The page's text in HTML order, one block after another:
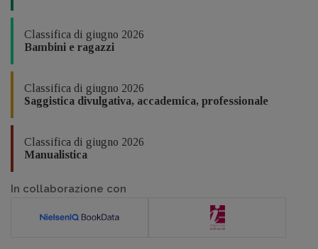
Classifica di giugno 2026
Bambini e ragazzi
Classifica di giugno 2026
Saggistica divulgativa, accademica, professionale
Classifica di giugno 2026
Manualistica
In collaborazione con